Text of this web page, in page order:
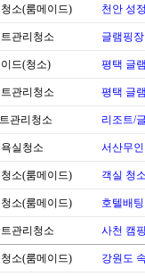
소(룸메이드) 천안 성
관리청소 글램핑
드(청소) 평택 글
관리청소 평택 글
관리청소 리조트/
실청소 서산무
소(룸메이드) 객실 청
소(룸메이드) 호텔배
관리청소 사천 캠
소(룸메이드) 강원도